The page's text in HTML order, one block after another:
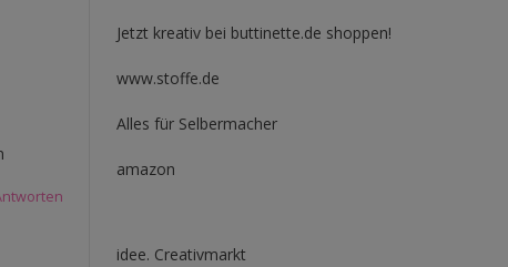
Jetzt kreativ bei buttinette.de shoppen!
www.stoffe.de
Alles für Selbermacher
amazon
idee. Creativmarkt